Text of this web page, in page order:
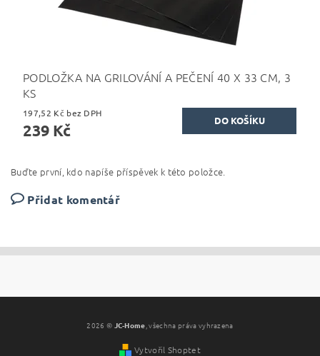
PODLOŽKA NA GRILOVÁNÍ A PEČENÍ 40 X 33 CM, 3
KS
197,52 Kč bez DPH
239 Kč
Buďte první, kdo napíše příspěvek k této položce.
Přidat komentář
2026 © JC-Home , všechna práva vyhrazena
Vytvořil Shoptet